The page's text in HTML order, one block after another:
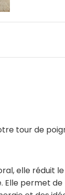
tour de
elle réduit
Elle permet